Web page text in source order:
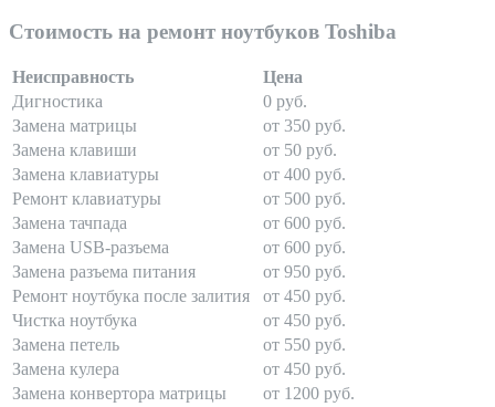
Стоимость на ремонт ноутбуков Toshiba
Неисправность
Цена
Дигностика
0 руб.
Замена матрицы
от 350 руб.
Замена клавиши
от 50 руб.
Замена клавиатуры
от 400 руб.
Ремонт клавиатуры
от 500 руб.
Замена тачпада
от 600 руб.
Замена USB-разъема
от 600 руб.
Замена разъема питания
от 950 руб.
Ремонт ноутбука после залития
от 450 руб.
Чистка ноутбука
от 450 руб.
Замена петель
от 550 руб.
Замена кулера
от 450 руб.
Замена конвертора матрицы
от 1200 руб.